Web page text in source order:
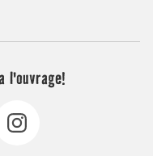
l'ouvrage!